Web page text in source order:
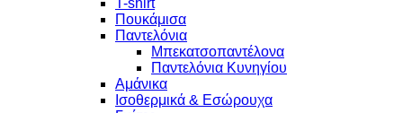
T-shirt
Πουκάμισα
Παντελόνια
Μπεκατσοπαντέλονα
Παντελόνια Κυνηγίου
Αμάνικα
Ισοθερμικά & Εσώρουχα